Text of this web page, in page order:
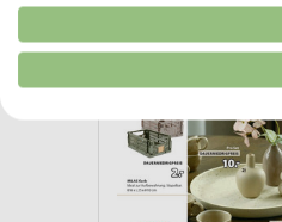
Verwendung reduzierter Daten
Erstellung von Profilen für
Erstellung von Profilen zur
Verwendung von Profilen zur